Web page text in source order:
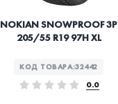
NOKIAN SNOWPROOF 3P
205/55 R19 97H XL
КОД ТОВАРА:32442
0.0